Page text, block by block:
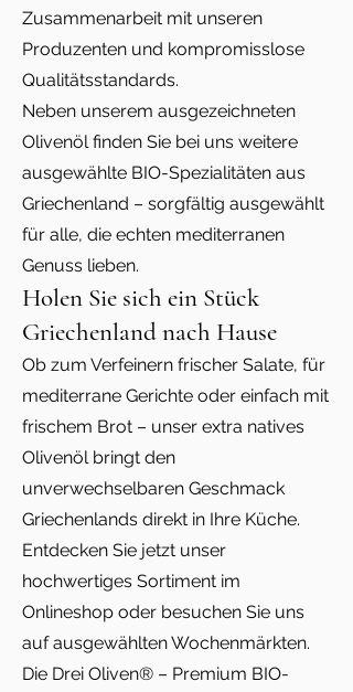
Zusammenarbeit mit unseren
Produzenten und kompromisslose
Qualitätsstandards.
Neben unserem ausgezeichneten
Olivenöl finden Sie bei uns weitere
ausgewählte BIO-Spezialitäten aus
Griechenland – sorgfältig ausgewählt
für alle, die echten mediterranen
Genuss lieben.
Holen Sie sich ein Stück
Griechenland nach Hause
Ob zum Verfeinern frischer Salate, für
mediterrane Gerichte oder einfach mit
frischem Brot – unser extra natives
Olivenöl bringt den
unverwechselbaren Geschmack
Griechenlands direkt in Ihre Küche.
Entdecken Sie jetzt unser
hochwertiges Sortiment im
Onlineshop oder besuchen Sie uns
auf ausgewählten Wochenmärkten.
Die Drei Oliven® – Premium BIO-